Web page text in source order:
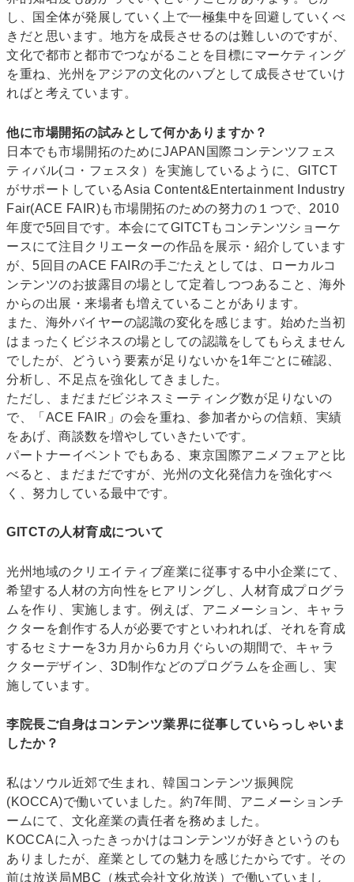
し、国全体が発展していく上で一極集中を回避していくべ
きだと思います。地方を成長させるのは難しいのですが、
文化で都市と都市でつながることを目標にマーケティング
を重ね、光州をアジアの文化のハブとして成長させていけ
ればと考えています。
他に市場開拓の試みとして何かありますか？
日本でも市場開拓のためにJAPAN国際コンテンツフェス
ティバル(コ・フェスタ）を実施しているように、GITCT
がサポートしているAsia Content&Entertainment Industry
Fair(ACE FAIR)も市場開拓のための努力の１つで、2010
年度で5回目です。本会にてGITCTもコンテンツショーケ
ースにて注目クリエーターの作品を展示・紹介しています
が、5回目のACE FAIRの手ごたえとしては、ローカルコ
ンテンツのお披露目の場として定着しつつあること、海外
からの出展・来場者も増えていることがあります。
また、海外バイヤーの認識の変化を感じます。始めた当初
はまったくビジネスの場としての認識をしてもらえません
でしたが、どういう要素が足りないかを1年ごとに確認、
分析し、不足点を強化してきました。
ただし、まだまだビジネスミーティング数が足りないの
で、「ACE FAIR」の会を重ね、参加者からの信頼、実績
をあげ、商談数を増やしていきたいです。
パートナーイベントでもある、東京国際アニメフェアと比
べると、まだまだですが、光州の文化発信力を強化すべ
く、努力している最中です。
GITCTの人材育成について
光州地域のクリエイティブ産業に従事する中小企業にて、
希望する人材の方向性をヒアリングし、人材育成プログラ
ムを作り、実施します。例えば、アニメーション、キャラ
クターを創作する人が必要ですといわれれば、それを育成
するセミナーを3カ月から6カ月ぐらいの期間で、キャラ
クターデザイン、3D制作などのプログラムを企画し、実
施しています。
李院長ご自身はコンテンツ業界に従事していらっしゃいま
したか？
私はソウル近郊で生まれ、韓国コンテンツ振興院
(KOCCA)で働いていました。約7年間、アニメーションチ
ームにて、文化産業の責任者を務めました。
KOCCAに入ったきっかけはコンテンツが好きというのも
ありましたが、産業としての魅力を感じたからです。その
前は放送局MBC（株式会社文化放送）で働いていまし